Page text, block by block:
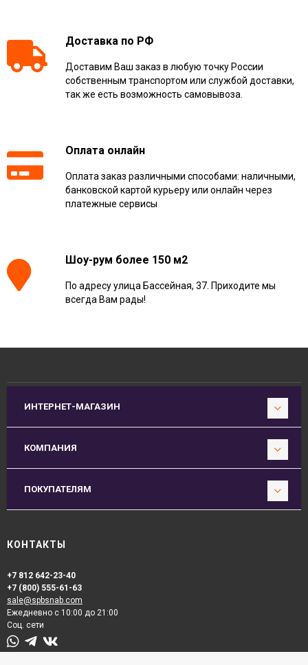
Доставка по РФ
Доставим Ваш заказ в любую точку России
собственным транспортом или службой доставки,
так же есть возможность самовывоза.
Оплата онлайн
Оплата заказ различными способами: наличными,
банковской картой курьеру или онлайн через
платежные сервисы
Шоу-рум более 150 м2
По адресу улица Бассейная, 37. Приходите мы
всегда Вам рады!
ИНТЕРНЕТ-МАГАЗИН
КОМПАНИЯ
ПОКУПАТЕЛЯМ
КОНТАКТЫ
+7 812 642-23-40
+7 (800) 555-61-63
sale@spbsnab.com
Ежедневно с 10:00 до 21:00
Соц. сети